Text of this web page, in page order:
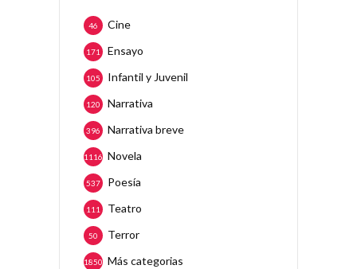
Cine
46
Ensayo
171
Infantil y Juvenil
105
Narrativa
120
Narrativa breve
396
Novela
1116
Poesía
537
Teatro
111
Terror
50
Más categorias
1850